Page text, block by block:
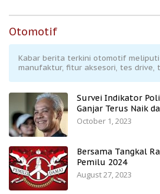
Otomotif
Kabar berita terkini otomotif
manufaktur, fitur aksesori, tes drive,
Survei Indikator
Ganjar Terus Naik
October 1, 2023
Bersama Tangkal
Pemilu 2024
August 27, 2023